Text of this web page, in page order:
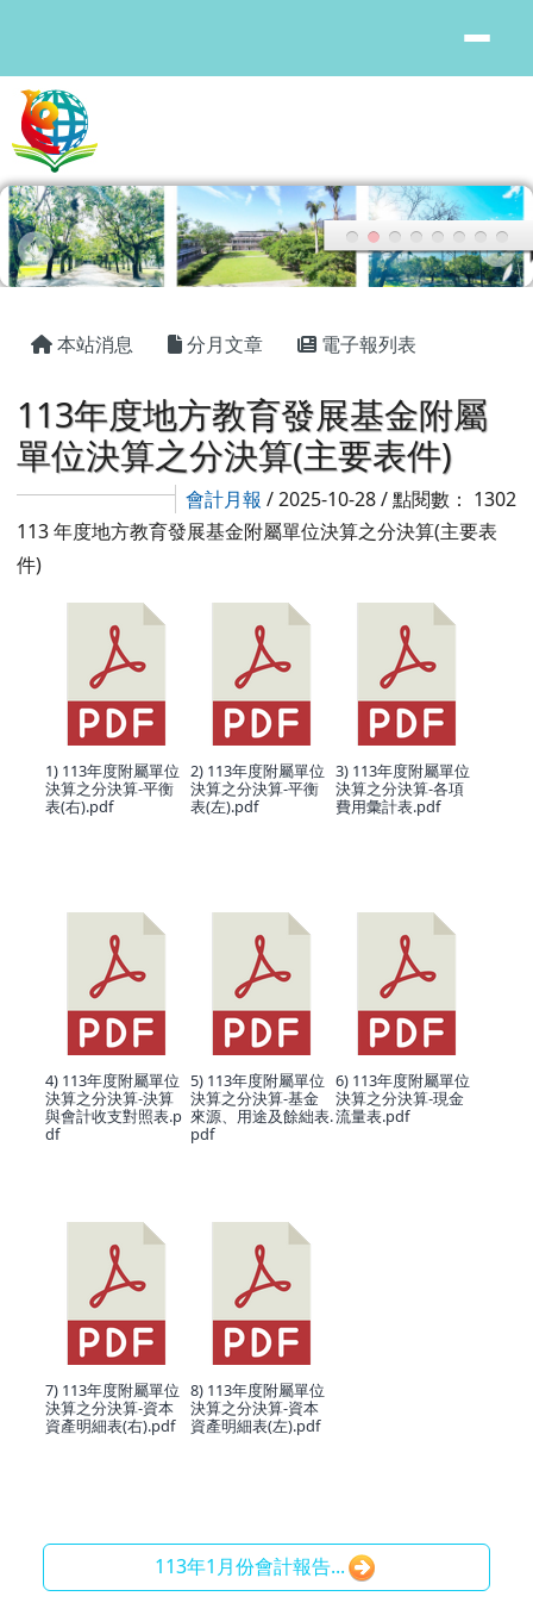
本站消息 分月文章 電子報列表
113年度地方教育發展基金附屬
單位決算之分決算(主要表件)
會計月報 / 2025-10-28 / 點閱數： 1302
113 年度地方教育發展基金附屬單位決算之分決算(主要表
件)
1) 113年度附屬單位
決算之分決算-平衡
表(右).pdf
2) 113年度附屬單位
決算之分決算-平衡
表(左).pdf
3) 113年度附屬單位
決算之分決算-各項
費用彙計表.pdf
4) 113年度附屬單位
決算之分決算-決算
與會計收支對照表.p
df
5) 113年度附屬單位
決算之分決算-基金
來源、用途及餘絀表.
pdf
6) 113年度附屬單位
決算之分決算-現金
流量表.pdf
7) 113年度附屬單位
決算之分決算-資本
資產明細表(右).pdf
8) 113年度附屬單位
決算之分決算-資本
資產明細表(左).pdf
113年1月份會計報告...